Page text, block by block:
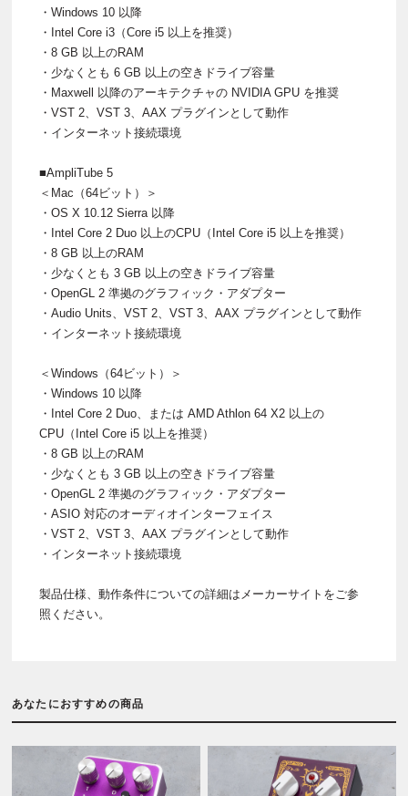
・Windows 10 以降
・Intel Core i3（Core i5 以上を推奨）
・8 GB 以上のRAM
・少なくとも 6 GB 以上の空きドライブ容量
・Maxwell 以降のアーキテクチャの NVIDIA GPU を推奨
・VST 2、VST 3、AAX プラグインとして動作
・インターネット接続環境
■AmpliTube 5
＜Mac（64ビット）＞
・OS X 10.12 Sierra 以降
・Intel Core 2 Duo 以上のCPU（Intel Core i5 以上を推奨）
・8 GB 以上のRAM
・少なくとも 3 GB 以上の空きドライブ容量
・OpenGL 2 準拠のグラフィック・アダプター
・Audio Units、VST 2、VST 3、AAX プラグインとして動作
・インターネット接続環境
＜Windows（64ビット）＞
・Windows 10 以降
・Intel Core 2 Duo、または AMD Athlon 64 X2 以上の
CPU（Intel Core i5 以上を推奨）
・8 GB 以上のRAM
・少なくとも 3 GB 以上の空きドライブ容量
・OpenGL 2 準拠のグラフィック・アダプター
・ASIO 対応のオーディオインターフェイス
・VST 2、VST 3、AAX プラグインとして動作
・インターネット接続環境
製品仕様、動作条件についての詳細はメーカーサイトをご参
照ください。
あなたにおすすめの商品